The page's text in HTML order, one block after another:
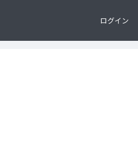
ログイン